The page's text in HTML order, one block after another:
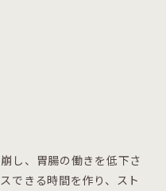
し、胃腸の働きを低下さ
できる時間を作り、スト